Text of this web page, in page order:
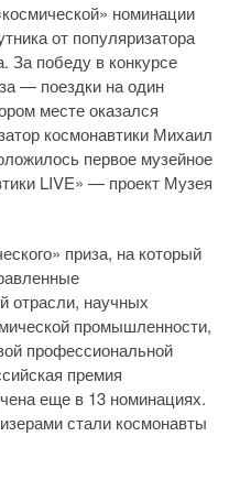
номинации
от популяризатора
За победу в конкурсе
— поездки на один
месте оказался
космонавтики Михаил
первое музейное
LIVE» — проект Музея
приза, на который
отрасли, научных
промышленности,
профессиональной
премия
еще в 13 номинациях.
стали космонавты